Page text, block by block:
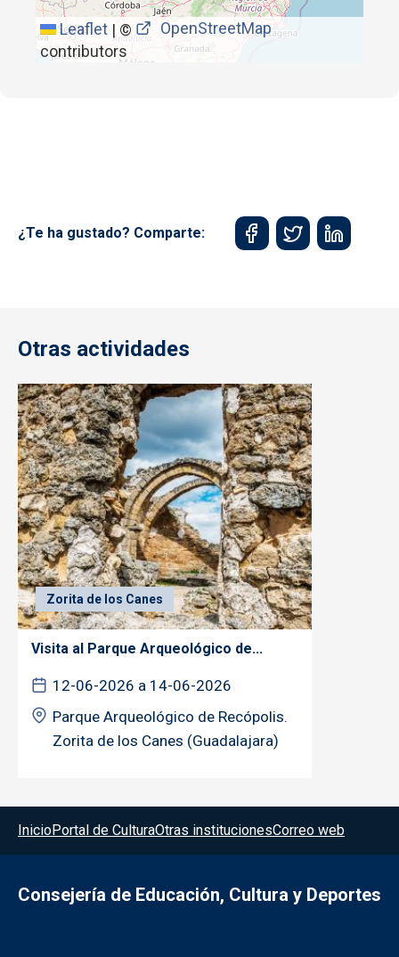
Leaflet | ©
OpenStreetMap
contributors
¿Te ha gustado? Comparte:
Otras actividades
Zorita de los Canes
Visita al Parque Arqueológico de...
12-06-2026 a 14-06-2026
Parque Arqueológico de Recópolis.
Zorita de los Canes (Guadalajara)
Menú del pie
InicioPortal de CulturaOtras institucionesCorreo web
Consejería de Educación, Cultura y Deportes